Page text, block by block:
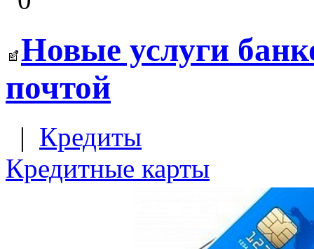
Новые услуги
почтой
| Кредиты
Кредитные карты